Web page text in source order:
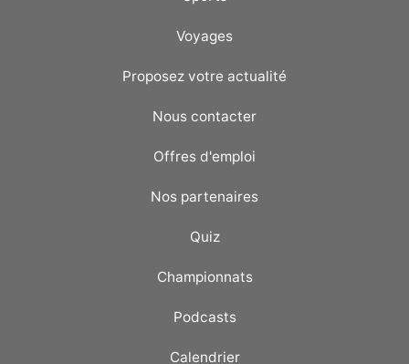
Voyages
Proposez votre actualité
Nous contacter
Offres d'emploi
Nos partenaires
Quiz
Championnats
Podcasts
Calendrier